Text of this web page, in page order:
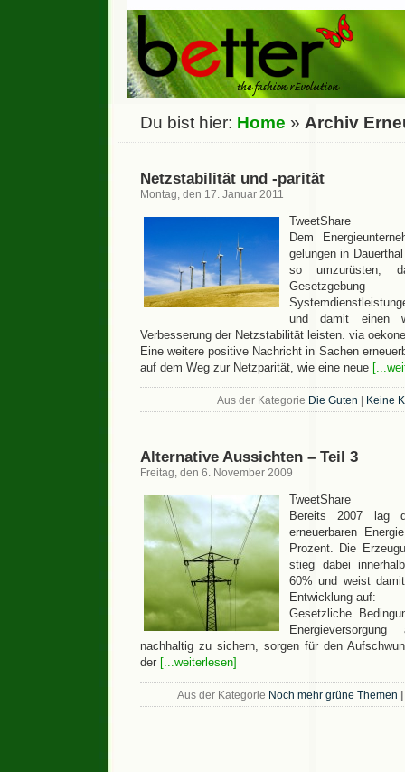
Du bist hier: Home » Archiv
Netzstabilität und -parität
Montag, den 17. Januar 2011
TweetShare
Dem
gelungen in
so umzurüsten,
und damit einen
Verbesserung der Netzstabilität leisten. via
Eine weitere positive Nachricht in Sachen
auf dem Weg zur Netzparität, wie eine neue
Aus der Kategorie Die Guten Keine
Alternative Aussichten – Teil 3
Freitag, den 6. November 2009
TweetShare
Bereits 2007 lag
erneuerbaren
Prozent. Die
stieg dabei
60% und weist
Entwicklung auf:
Gesetzliche
nachhaltig zu sichern, sorgen für den
der [...weiterlesen]
Aus der Kategorie Noch mehr grüne Themen